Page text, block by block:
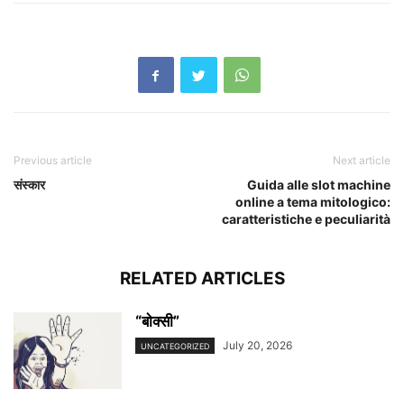
Previous article
संस्कार
Next article
Guida alle slot machine
online a tema mitologico:
caratteristiche e peculiarità
RELATED ARTICLES
“बाेक्सी”
UNCATEGORIZED July 20, 2026